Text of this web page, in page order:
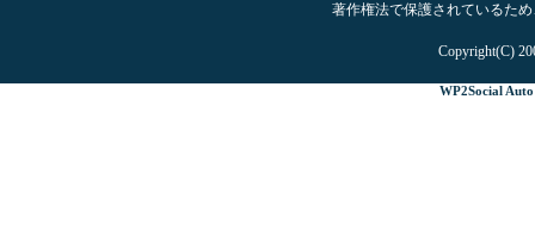
著作権法で保護されているた
Copyright(C)
WP2Social